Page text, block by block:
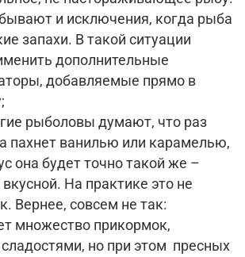
и исключения, когда рыба
запахи. В такой ситуации
дополнительные
добавляемые прямо в
рыболовы думают, что раз
пахнет ванилью или карамелью,
она будет точно такой же –
На практике это не
Вернее, совсем не так:
множество прикормок,
но при этом пресных